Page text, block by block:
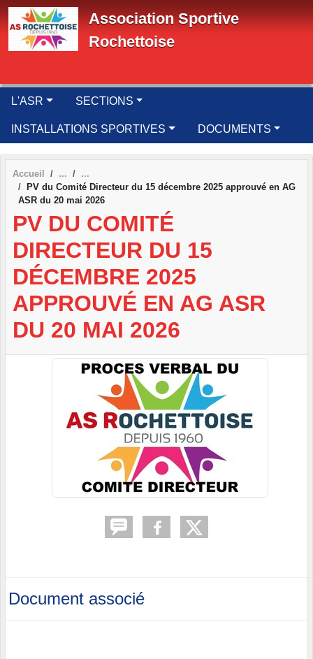
Association Sportive
Rochettoise
L'ASR SECTIONS
INSTALLATIONS SPORTIVES DOCUMENTS
Accueil
PV du Comité Directeur du 15 décembre 2025 approuvé en AG
ASR du 20 mai 2026
PV DU COMITÉ
DIRECTEUR DU 15
DÉCEMBRE 2025
APPROUVÉ EN AG ASR
DU 20 MAI 2026
Document associé
Panneau de gestion des cookies